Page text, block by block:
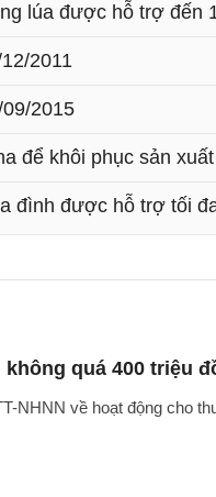
lúa được hỗ trợ đến
2011
2015
để khôi phục sản
đình được hỗ trợ tối
không quá 400 triệu
NHNN về hoạt động cho